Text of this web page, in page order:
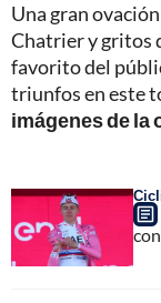
Una gran
Chatrier y gritos
favorito del
triunfos en este
imágenes de la